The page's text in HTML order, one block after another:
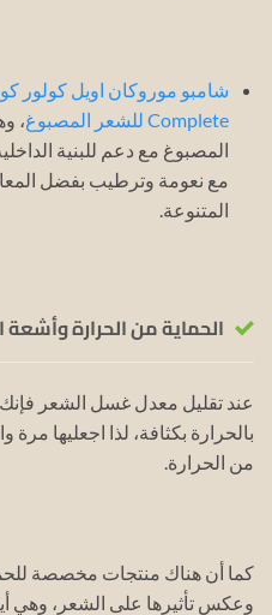
Complete للشعر المصبوغ
،
المصبوغ مع دعم للبنية
مع نعومة وترطيب بفضل
المتنوعة.
الحماية من الحرارة
عند تقليل معدل غسل الشعر
بالحرارة بكثافة، لذا اجعليها
من الحرارة.
كما أن هناك منتجات مخصصة
وعكس تأثيرها على الشعر، وهي